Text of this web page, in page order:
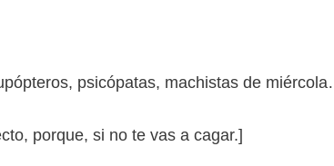
psicópatas, machistas de
porque, si no te vas a cagar.]